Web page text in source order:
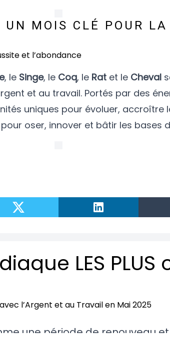
MOIS CLÉ POUR LA
, le Singe, le Coq, le Rat et le Cheval
et au travail. Portés par des
uniques pour évoluer, accroître
oser, innover et bâtir les bases
une période de renouveau